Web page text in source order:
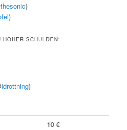
thesonic)
)
SCHULDEN:
idrottning)
10 €